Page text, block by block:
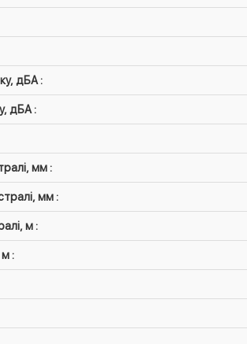
дБА :
дБА :
мм :
мм :
м :
: